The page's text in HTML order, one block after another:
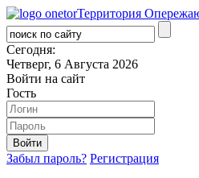
Территория
Сегодня:
Четверг, 6 Августа 2026
Войти на сайт
Гость
Забыл пароль? Регистрация